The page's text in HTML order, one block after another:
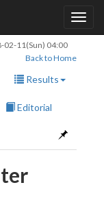
02-11(Sun) 04:00
Back to Home
Results
Editorial